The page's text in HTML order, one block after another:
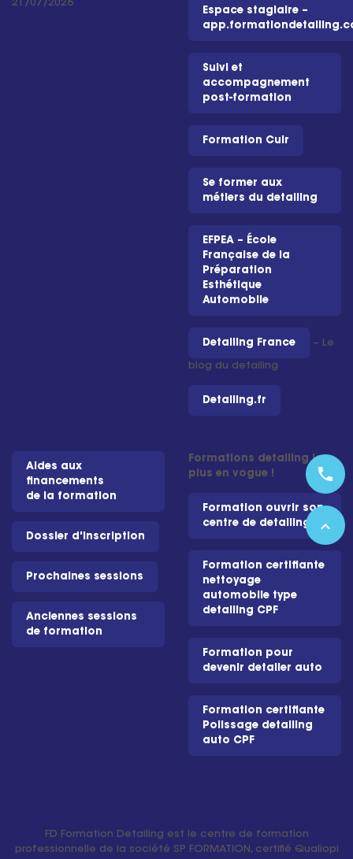
21/07/2026
Espace stagiaire –
Suivi et
accompagnement
post-formation
Formation Cuir
Se former aux
métiers du detailing
EFPEA – École
Française de la
Préparation
Esthétique
Automobile
Detailing France – Le
blog du detailing
Detailing.fr
Aides aux
financements
de la formation
Dossier d'inscription
Prochaines sessions
Anciennes sessions
de formation
Formations detailing les
plus en vogue !
Formation ouvrir son
centre de detailing
Formation certifiante
nettoyage
automobile type
detailing CPF
Formation pour
devenir detailer auto
Formation certifiante
Polissage detailing
auto CPF
FD Formation Detailing est le centre de formation
professionnelle de la société SP FORMATION, certifié Qualiopi
phone
expand_less